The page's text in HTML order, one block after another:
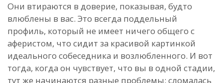
Они втираются в доверие, показывая, будто
влюблены в вас. Это всегда поддельный
профиль, который не имеет ничего общего с
аферистом, что сидит за красивой картинкой
идеального собеседника и возлюбленного. И вот
тогда, когда он чувствует, что вы в одной стадии,
тут же начинаются разные проблемы: сломалась